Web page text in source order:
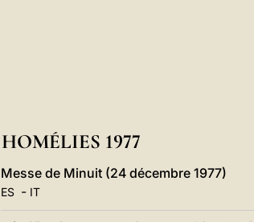
HOMÉLIES 1977
Messe de Minuit (24 décembre 1977)
ES- IT